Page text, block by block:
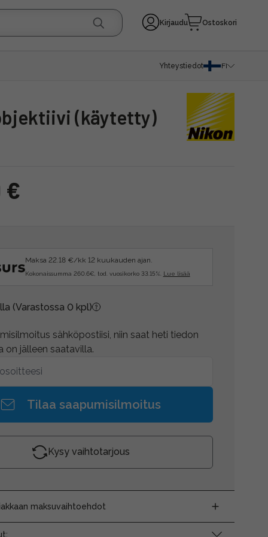
Kirjaudu Ostoskori
Yhteystiedot FI
objektiivi (käytetty)
€
Maksa 22.18 €/kk 12 kuukauden ajan.
Kokonaissumma 260.6€, tod. vuosikorko 33.15%. Lue lisää
(Varastossa 0 kpl)
sähköpostiisi, niin saat heti tiedon
on jälleen saatavilla.
Tilaa saapumisilmoitus
Kysy vaihtotarjous
maksuvaihtoehdot